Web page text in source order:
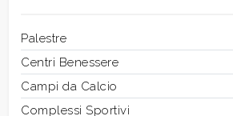
Anno di costruzione
Stato attuale
Balconi
Distanza mare/lago
Palestre
Centri Benessere
Campi da Calcio
Complessi Sportivi
4
5